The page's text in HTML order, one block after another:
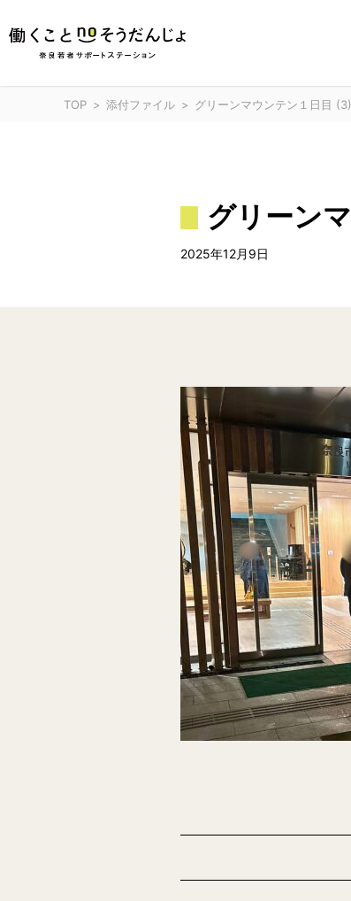
TOP 添付ファイル グリーンマウンテン１日目 (3)
グリーン
2025年12月9日